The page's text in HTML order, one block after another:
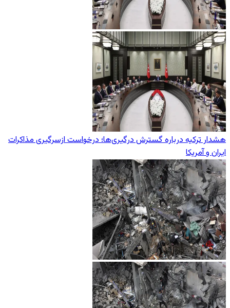
هشدار ترکیه درباره گسترش درگیری‌ها؛ درخواست ازسرگیری مذاکرات
ایران و آمریکا